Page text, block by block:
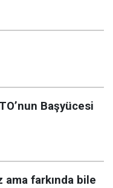
Başyücesi
farkında bile